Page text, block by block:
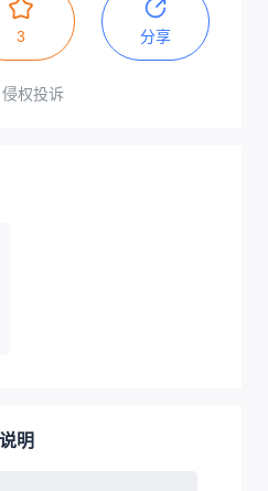
3 分享
侵权投诉
明